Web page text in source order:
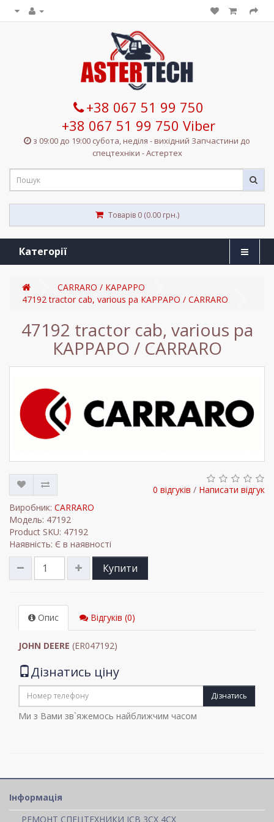
+38 067 51 99 750
+38 067 51 99 750 Viber
з 09:00 до 19:00 субота, неділя - вихідний Запчастини до
спецтехніки - Астертех
Товарів 0 (0.00 грн.)
Категорії
CARRARO / КАРАРРО
47192 tractor cab, various pa КАРРАРО / CARRARO
47192 tractor cab, various pa
КАРРАРО / CARRARO
0 відгуків / Написати відгук
Виробник: CARRARO
Модель: 47192
Product SKU: 47192
Наявність: Є в наявності
Купити
Опис Відгуків (0)
JOHN DEERE (ER047192)
Дізнатись ціну
Дізнатись
Ми з Вами зв`яжемось найближчим часом
Інформація
РЕМОНТ СПЕЦТЕХНИКИ JCB 3CX 4CX